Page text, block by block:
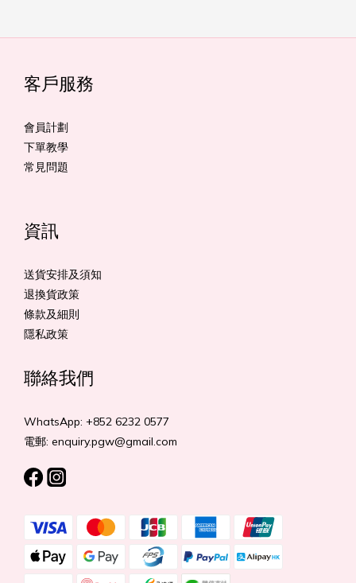
客戶服務
會員計劃
下單教學
常見問題
資訊
送貨安排及須知
退換貨政策
條款及細則
隱私政策
聯絡我們
WhatsApp: +852 6232 0577
電郵: enquiry.pgw@gmail.com